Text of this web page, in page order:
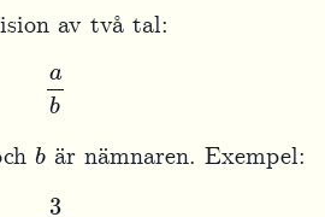
av två tal:
ab
bär nämnaren. Exempel:
34